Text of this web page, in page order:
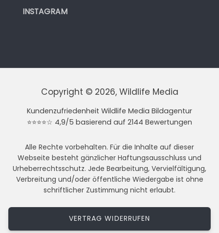
INSTAGRAM
Copyright © 2026, Wildlife Media
Kundenzufriedenheit Wildlife Media Bildagentur
⭐⭐⭐⭐☆ 4,9/5 basierend auf 2144 Bewertungen
Alle Rechte vorbehalten. Für die Inhalte auf dieser
Webseite besteht gänzlicher Haftungsausschluss und
Urheberrechtsschutz. Jede Bearbeitung, Vervielfältigung,
Verbreitung und/oder öffentliche Wiedergabe ist ohne
schriftlicher Zustimmung nicht erlaubt.
VERTRAG WIDERRUFEN